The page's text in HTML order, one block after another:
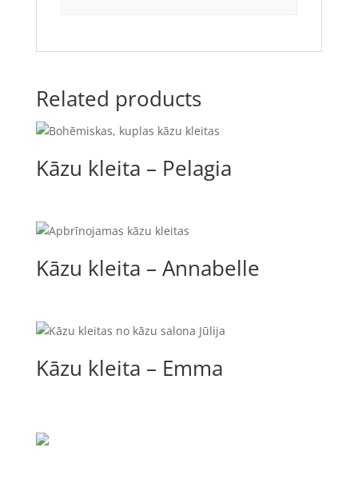
Related products
Kāzu kleita – Pelagia
Kāzu kleita – Annabelle
Kāzu kleita – Emma